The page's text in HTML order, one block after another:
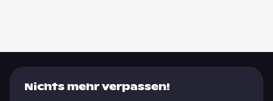
Nichts mehr verpassen!